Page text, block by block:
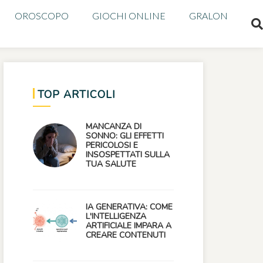
OROSCOPO GIOCHI ONLINE GRALON
TOP ARTICOLI
MANCANZA DI
SONNO: GLI EFFETTI
PERICOLOSI E
INSOSPETTATI SULLA
TUA SALUTE
IA GENERATIVA: COME
L'INTELLIGENZA
ARTIFICIALE IMPARA A
CREARE CONTENUTI